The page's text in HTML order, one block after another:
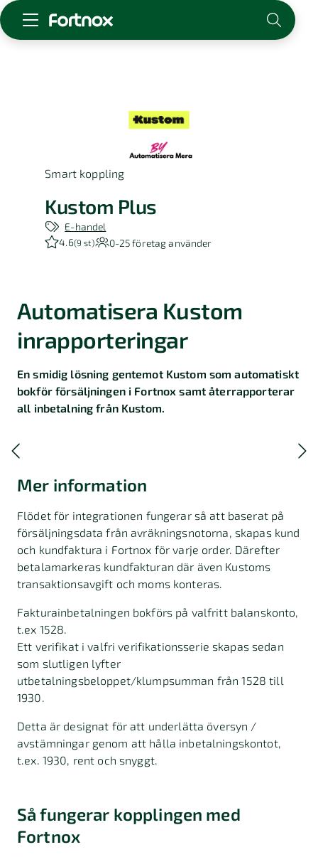
För redovisningsbyrån
Kunskap & inspiration
Logga in
Om Fortnox
Karriär
Kontakt
Smart koppling
Kustom Plus
E-handel
4.6(9 st) 0-25företag använder
Automatisera Kustom
inrapporteringar
En smidig lösning gentemot Kustom som automatiskt
bokför försäljningen i Fortnox samt återrapporterar
all inbetalning från Kustom.
Mer information
Flödet för integrationen fungerar så att baserat på
försäljningsdata från avräkningsnotorna, skapas kund
och kundfaktura i Fortnox för varje order. Därefter
betalamarkeras kundfakturan där även Kustoms
transaktionsavgift och moms konteras.
Fakturainbetalningen bokförs på valfritt balanskonto,
t.ex 1528.
Ett verifikat i valfri verifikationsserie skapas sedan
som slutligen lyfter
utbetalningsbeloppet/klumpsumman från 1528 till
1930.
Detta är designat för att underlätta översyn /
avstämningar genom att hålla inbetalningskontot,
t.ex. 1930, rent och snyggt.
Så fungerar kopplingen med
Fortnox